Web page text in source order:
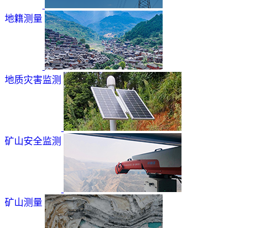
地籍测量
地质灾害监测
矿山安全监测
矿山测量